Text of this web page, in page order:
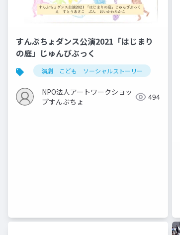
すんぷちょダンス公演2021「はじまり
の庭」じゅんびぶっく
演劇 こども ソーシャルストーリー
NPO法人アートワークショッ
プすんぷちょ
494